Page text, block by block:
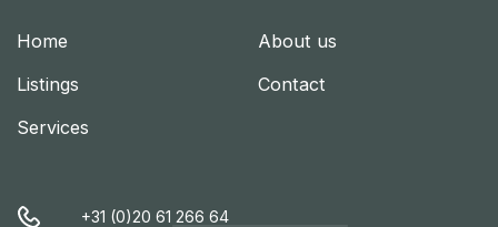
Home
Listings
Services
About us
Contact
+31 (0)20 61 266 64